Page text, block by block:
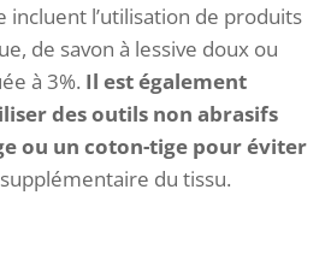
incluent l’utilisation de produits
de savon à lessive doux ou
à 3%. Il est également
des outils non abrasifs
ou un coton-tige pour éviter
du tissu.